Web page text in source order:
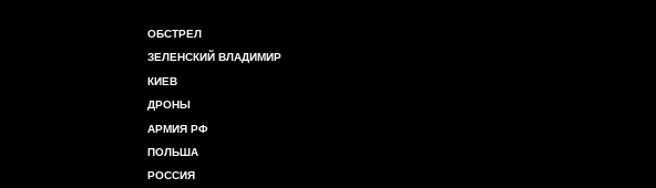
ОБСТРЕЛ
ЗЕЛЕНСКИЙ ВЛАДИМИР
КИЕВ
ДРОНЫ
АРМИЯ РФ
ПОЛЬША
РОССИЯ